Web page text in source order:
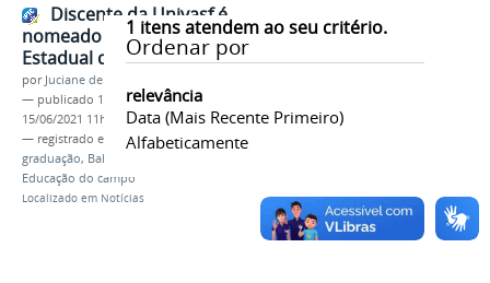
1 itens atendem ao seu critério.
Ordenar por
relevância
Data (mais Recente Primeiro)
Alfabeticamente
Discente da Univasf é
nomeado membro do Conselho
Estadual de Educação da Bahia
por Juciane de Jesus Aleixo
— publicado 14/06/2021—última modificação
15/06/2021 11h25
— registrado em:
PPGADT,PPGExR,Pós-
graduação, Bahia
Educação do campo
Localizado em Notícias